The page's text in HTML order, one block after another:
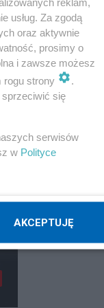
usług. Za zgodą
oraz aktywnie
prosimy o
i zawsze możesz
rogu strony
.
się
serwisów
w Polityce
AKCEPTUJĘ